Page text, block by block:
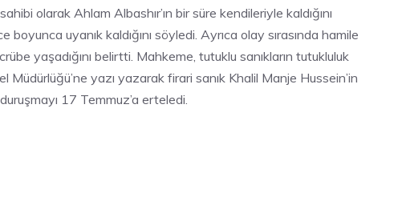
olarak Ahlam Albashır’ın bir süre kendileriyle kaldığını
uyanık kaldığını söyledi. Ayrıca olay sırasında hamile
yaşadığını belirtti. Mahkeme, tutuklu sanıkların tutukluluk
yazı yazarak firari sanık Khalil Manje Hussein’in
17 Temmuz’a erteledi.